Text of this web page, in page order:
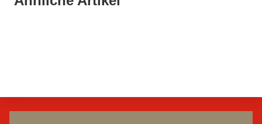
Stipendium für Nachwuchstalent in der Wiener